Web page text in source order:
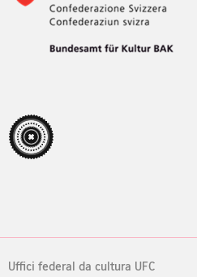
Uffici federal da cultura UFC